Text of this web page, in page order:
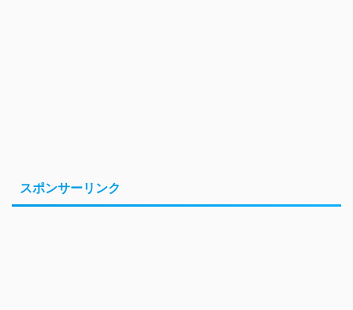
スポンサーリンク